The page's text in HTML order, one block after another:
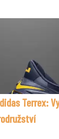
Terrex: